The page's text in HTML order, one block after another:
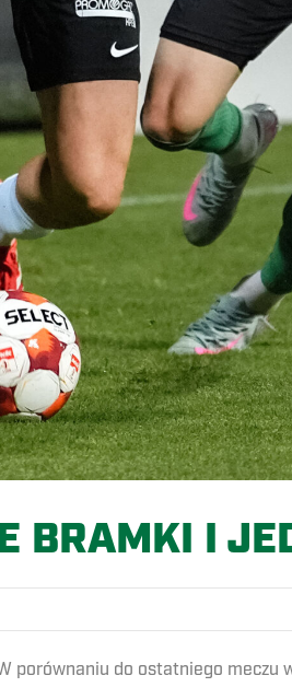
BRAMKI I
porównaniu do ostatniego meczu